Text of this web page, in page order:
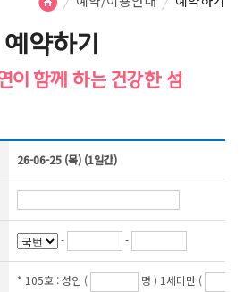
예약하기
이 함께 하는 건강한 섬
26-06-25 (목) (1일간)
- -
* 105호 :성인 ( 명 ) 1세미만 (